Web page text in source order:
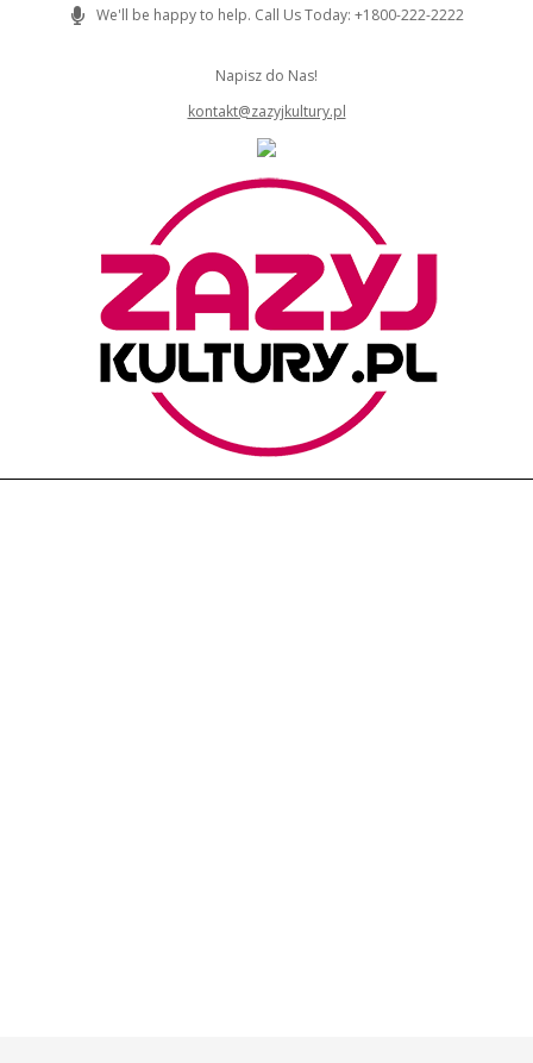
We'll be happy to help. Call Us Today: +1800-222-2222
Napisz do Nas!
kontakt@zazyjkultury.pl
ZAZYJKULTURY